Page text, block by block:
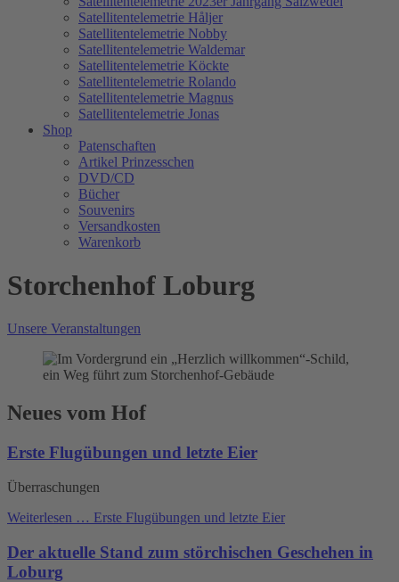
Satellitentelemetrie Håljer
Satellitentelemetrie Nobby
Satellitentelemetrie Waldemar
Satellitentelemetrie Köckte
Satellitentelemetrie Rolando
Satellitentelemetrie Magnus
Satellitentelemetrie Jonas
Shop
Patenschaften
Artikel Prinzesschen
DVD/CD
Bücher
Souvenirs
Versandkosten
Warenkorb
Storchenhof Loburg
Unsere Veranstaltungen
Neues vom Hof
Erste Flugübungen und letzte Eier
Überraschungen
Weiterlesen … Erste Flugübungen und letzte Eier
Der aktuelle Stand zum störchischen Geschehen in
Loburg